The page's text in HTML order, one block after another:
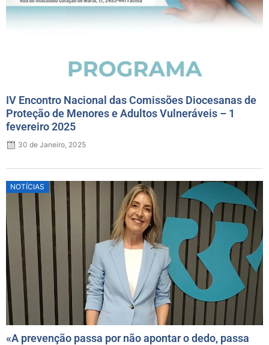
IV Encontro Nacional das Comissões Diocesanas de
Proteção de Menores e Adultos Vulneráveis – 1
fevereiro 2025
30 de Janeiro, 2025
NOTÍCIAS
«A prevenção passa por não apontar o dedo, passa
Posted
on